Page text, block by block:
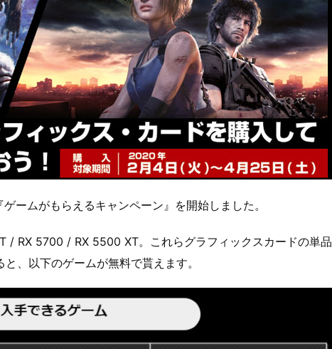
ームがもらえるキャンペーン』を開始しました。
/ RX 5700 / RX 5500 XT。これらグラフィックスカードの単品
、以下のゲームが無料で貰えます。